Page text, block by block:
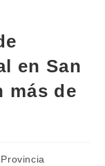
en San
más de
Provincia